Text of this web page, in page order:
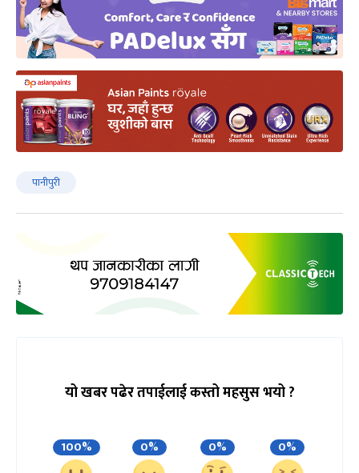
पानीपुरी
यो खबर पढेर तपाईलाई कस्तो महसुस भयो ?
100% 0% 0% 0%